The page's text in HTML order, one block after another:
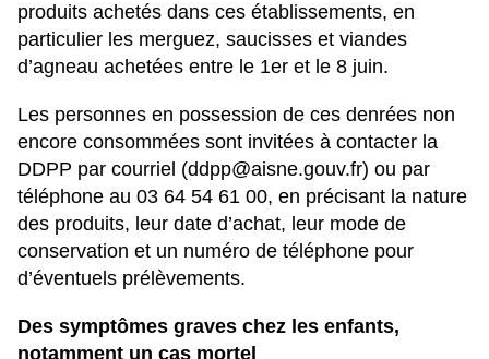
produits achetés dans ces établissements, en
particulier les merguez, saucisses et viandes
d’agneau achetées entre le 1er et le 8 juin.
Les personnes en possession de ces denrées non
encore consommées sont invitées à contacter la
DDPP par courriel (ddpp@aisne.gouv.fr) ou par
téléphone au 03 64 54 61 00, en précisant la nature
des produits, leur date d’achat, leur mode de
conservation et un numéro de téléphone pour
d’éventuels prélèvements.
Des symptômes graves chez les enfants,
notamment un cas mortel